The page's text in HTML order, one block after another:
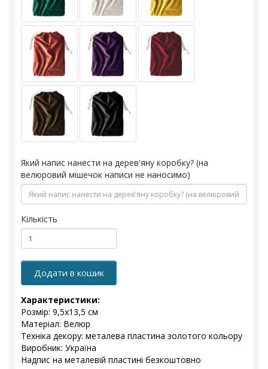
Який напис нанести на дерев'яну коробку? (на
велюровий мішечок написи не наносимо)
Кількість
Додати в кошик
Характеристики:
Розмір: 9,5x13,5 см
Матеріал: Велюр
Техніка декору: металева пластина золотого кольору
Виробник: Україна
Надпис на металевій пластині безкоштовно